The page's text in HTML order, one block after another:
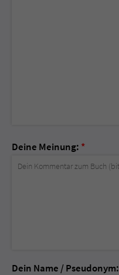
Deine Meinung: *
Dein Name / Pseudonym: